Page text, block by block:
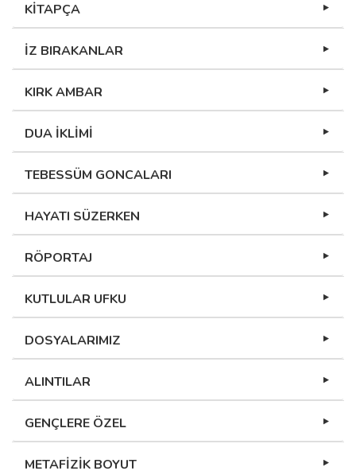
KİTAPÇA
İZ BIRAKANLAR
KIRK AMBAR
DUA İKLİMİ
TEBESSÜM GONCALARI
HAYATI SÜZERKEN
RÖPORTAJ
KUTLULAR UFKU
DOSYALARIMIZ
ALINTILAR
GENÇLERE ÖZEL
METAFİZİK BOYUT